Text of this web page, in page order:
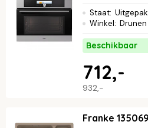
Staat:
Winkel: Drunen
Beschikbaar
932,-
712,-
Franke